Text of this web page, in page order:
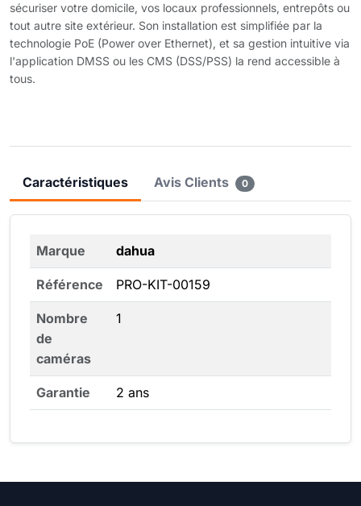
sécuriser votre domicile, vos locaux professionnels, entrepôts ou
tout autre site extérieur. Son installation est simplifiée par la
technologie PoE (Power over Ethernet), et sa gestion intuitive via
l'application DMSS ou les CMS (DSS/PSS) la rend accessible à
tous.
Caractéristiques Avis Clients 0
Marque dahua
Référence PRO-KIT-00159
Nombre
de
caméras
1
Garantie 2 ans